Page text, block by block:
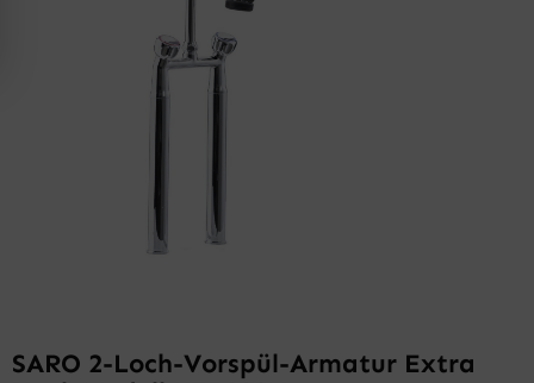
SARO 2-Loch-Vorspül-Armatur Extra